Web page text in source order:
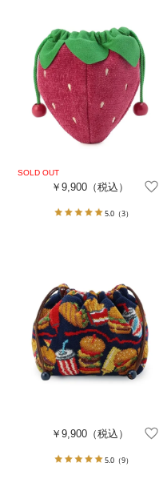
￥9,900 （税込）
5.0 （3）
￥9,900 （税込）
5.0 （9）